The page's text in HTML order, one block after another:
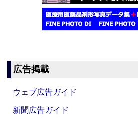
広告掲載
ウェブ広告ガイド
新聞広告ガイド